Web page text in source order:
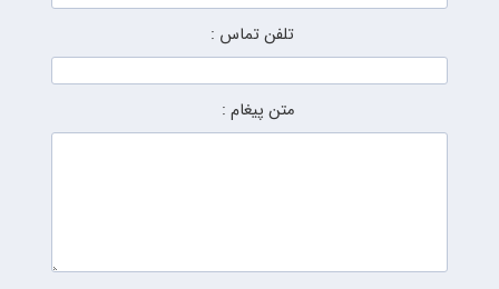
تلفن تماس :
متن پیغام :